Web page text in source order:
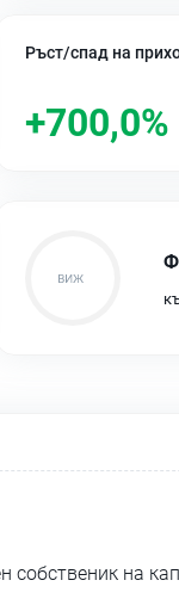
Ръст/спад на
+700,0%
собственик на